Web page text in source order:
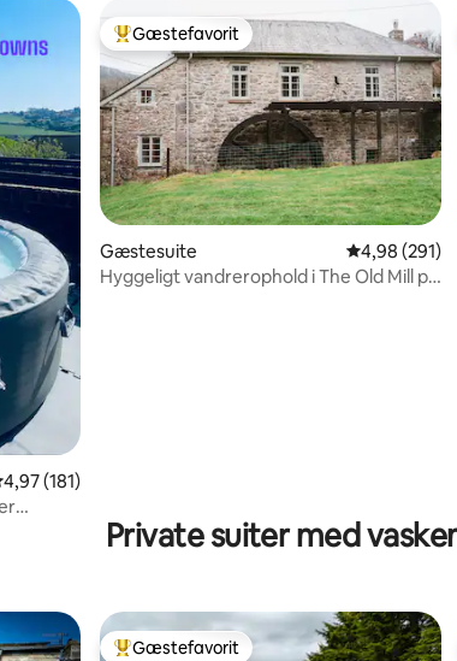
ud af 5 i gennemsnitlig bedømmelse, 181 omtaler
4,97 (181)
Bedste gæstefavorit
Gæstefavorit
Gæstesuite 4,98 ud af 5
4,98 (291)
Hyggeligt vandrerophold i The Old Mill på
Private suiter med
Gæstefavorit